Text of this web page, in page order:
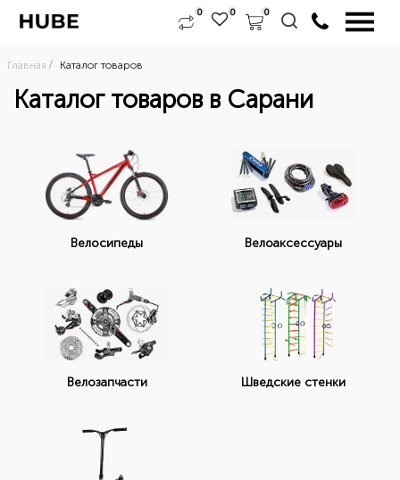
0 0 0
Главная Каталог товаров
Каталог товаров в Сарани
Велосипеды Велоаксессуары
Велозапчасти Шведские стенки